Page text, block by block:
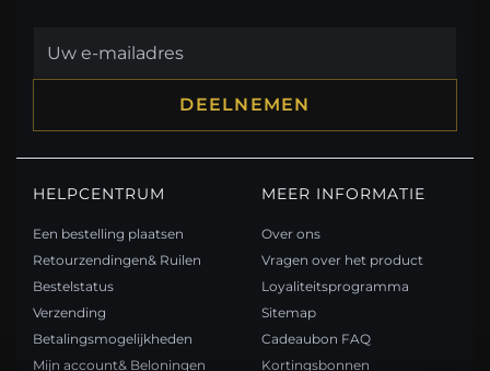
DEELNEMEN
HELPCENTRUM
Een bestelling plaatsen
Retourzendingen& Ruilen
Bestelstatus
Verzending
Betalingsmogelijkheden
Mijn account& Beloningen
MEER INFORMATIE
Over ons
Vragen over het product
Loyaliteitsprogramma
Sitemap
Cadeaubon FAQ
Kortingsbonnen